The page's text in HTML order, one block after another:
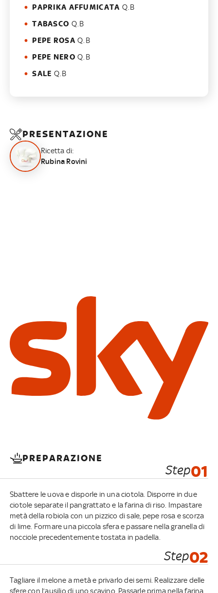
PAPRIKA AFFUMICATA Q.B
TABASCO Q.B
PEPE ROSA Q.B
PEPE NERO Q.B
SALE Q.B
PRESENTAZIONE
Ricetta di:
Rubina Rovini
PREPARAZIONE
Step01
Sbattere le uova e disporle in una ciotola. Disporre in due
ciotole separate il pangrattato e la farina di riso. Impastare
metà della robiola con un pizzico di sale, pepe rosa e scorza
di lime. Formare una piccola sfera e passare nella granella di
nocciole precedentemente tostata in padella.
Step02
Tagliare il melone a metà e privarlo dei semi. Realizzare delle
sfere con l’ausilio di uno scavino. Passarle prima nella farina